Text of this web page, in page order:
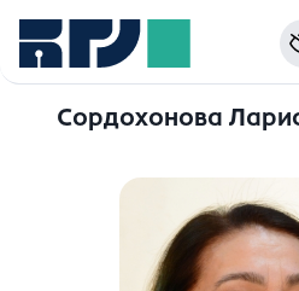
Сордохонова